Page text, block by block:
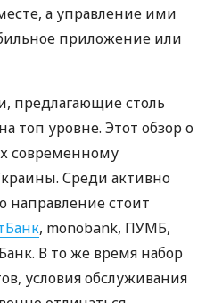
а управление ими
приложение или
предлагающие столь
топ уровне. Этот обзор о
современному
Среди активно
направление стоит
, monobank, ПУМБ,
В то же время набор
условия обслуживания